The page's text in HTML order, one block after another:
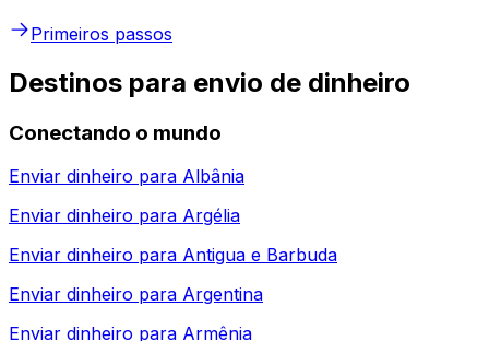
Primeiros passos
Destinos para envio de dinheiro
Conectando o mundo
Enviar dinheiro para Albânia
Enviar dinheiro para Argélia
Enviar dinheiro para Antigua e Barbuda
Enviar dinheiro para Argentina
Enviar dinheiro para Armênia